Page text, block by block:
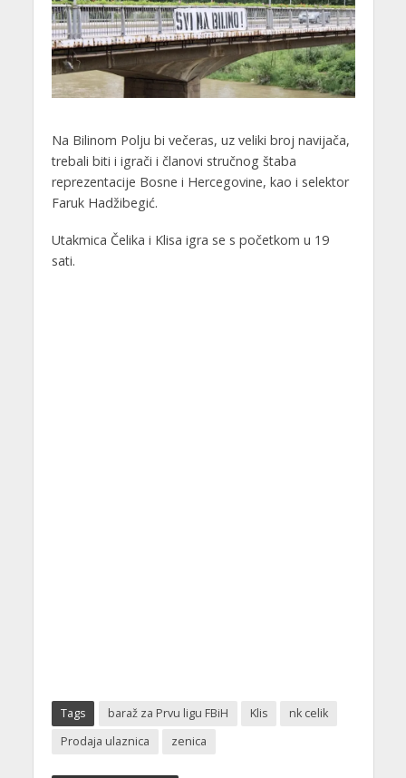
Na Bilinom Polju bi večeras, uz veliki broj navijača,
trebali biti i igrači i članovi stručnog štaba
reprezentacije Bosne i Hercegovine, kao i selektor
Faruk Hadžibegić.
Utakmica Čelika i Klisa igra se s početkom u 19
sati.
Tags baraž za Prvu ligu FBiH Klis
nk celik
Prodaja ulaznica
zenica